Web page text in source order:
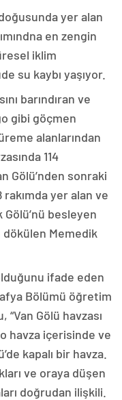
yer alan
en zengin
iklim
su kaybı yaşıyor.
barındıran ve
gibi göçmen
alanlarından
114
Gölü’nden sonraki
yer alan ve
besleyen
Memedik
ifade eden
Bölümü öğretim
Gölü havzası
havza içerisinde ve
kapalı bir havza.
ve oraya düşen
doğrudan ilişkili.